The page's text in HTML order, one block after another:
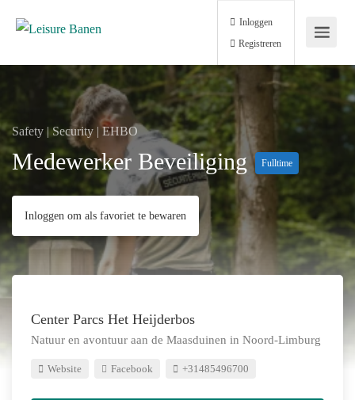
Inloggen
Registreren
Safety | Security | EHBO
Medewerker Beveiliging Fulltime
Inloggen om als favoriet te bewaren
Center Parcs Het Heijderbos
Natuur en avontuur aan de Maasduinen in Noord-Limburg
Website Facebook +31485496700